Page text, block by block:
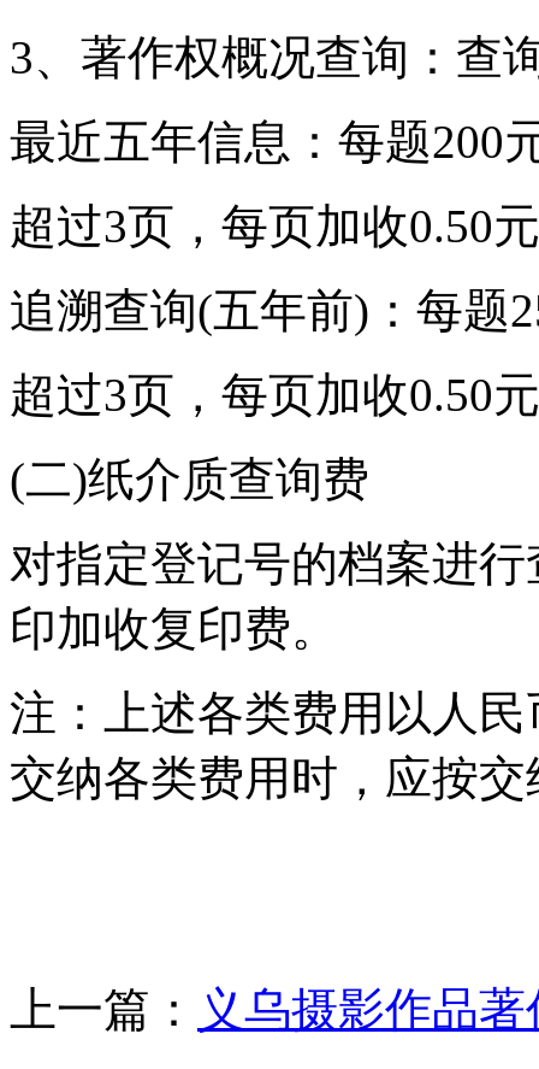
3、著作权概况查询：查
最近五年信息：每题200
超过3页，每页加收0.50元
追溯查询(五年前)：每题
超过3页，每页加收0.50元
(二)纸介质查询费
对指定登记号的档案进
印加收复印费。
注：上述各类费用以人
交纳各类费用时，应按
上一篇： 义乌摄影作品